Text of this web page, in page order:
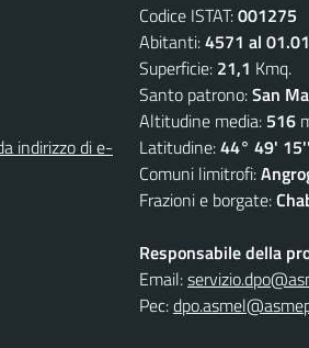
indirizzo di e-
Codice ISTAT:001275
Abitanti:4571 al
Superficie: 21,1 Kmq.
Santo patrono:San
Altitudine media: 516
Latitudine:44° 49' 15''
Comuni limitrofi:
Frazioni e borgate:
Responsabile della
Email:
Pec: